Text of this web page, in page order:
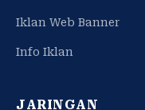
Iklan Web Banner
Info Iklan
JARINGAN